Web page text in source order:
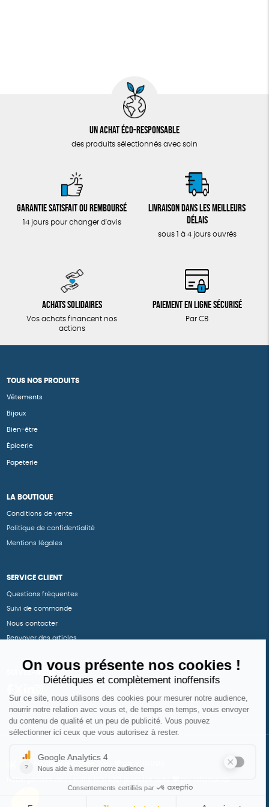
Un achat éco-responsable
des produits sélectionnés avec soin
Garantie satisfait ou remboursé
14 jours pour changer d'avis
Livraison dans les meilleurs
délais
sous 1 à 4 jours ouvrés
Achats solidaires
Vos achats financent nos
actions
Paiement en ligne sécurisé
Par CB
TOUS NOS PRODUITS
Vêtements
Bijoux
Bien-être
Épicerie
Papeterie
LA BOUTIQUE
Conditions de vente
Politique de confidentialité
Mentions légales
SERVICE CLIENT
Questions fréquentes
Suivi de commande
Nous contacter
Renvoyer des articles
SUIVEZ-NOUS
Une boutique élaborée avec